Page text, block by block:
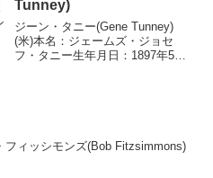
Tunney)
ジーン・タニー(Gene Tunney)
(米)本名：ジェームズ・ジョセ
フ・タニー生年月日：1897年5月
フィッシモンズ(Bob Fitzsimmons)